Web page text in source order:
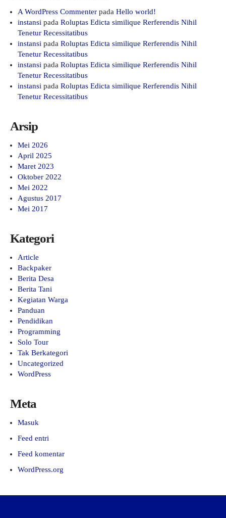
A WordPress Commenter pada Hello world!
instansi pada Roluptas Edicta similique Rerferendis Nihil
Tenetur Recessitatibus
instansi pada Roluptas Edicta similique Rerferendis Nihil
Tenetur Recessitatibus
instansi pada Roluptas Edicta similique Rerferendis Nihil
Tenetur Recessitatibus
instansi pada Roluptas Edicta similique Rerferendis Nihil
Tenetur Recessitatibus
Arsip
Mei 2026
April 2025
Maret 2023
Oktober 2022
Mei 2022
Agustus 2017
Mei 2017
Kategori
Article
Backpaker
Berita Desa
Berita Tani
Kegiatan Warga
Panduan
Pendidikan
Programming
Solo Tour
Tak Berkategori
Uncategorized
WordPress
Meta
Masuk
Feed entri
Feed komentar
WordPress.org